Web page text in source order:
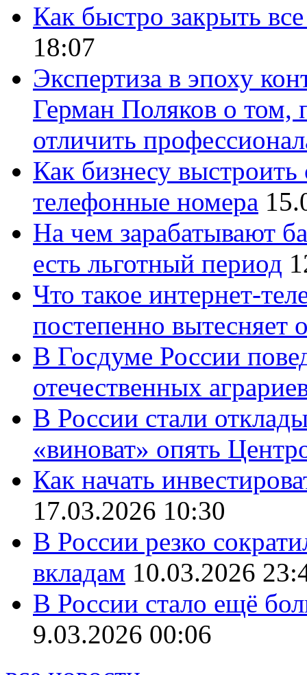
Как быстро закрыть
18:07
Экспертиза в эпоху
Герман Поляков о том,
отличить
Как бизнесу
телефонные номера
На чем зарабатывают
есть льготный период
Что такое интернет-
постепенно вытесняет
В Госдуме России
отечественных
В России стали
«виноват» опять
Как начать
17.03.2026 10:30
В России резко
вкладам 10.03.2026
В России стало ещё
9.03.2026 00:06